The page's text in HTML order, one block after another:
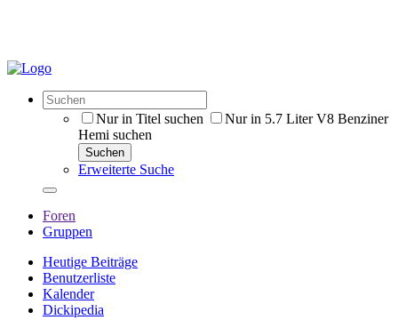
Nur in Titel suchen
Nur in 5.7 Liter V8 Benziner
Hemi suchen
Suchen
Erweiterte Suche
Foren
Gruppen
Heutige Beiträge
Benutzerliste
Kalender
Dickipedia